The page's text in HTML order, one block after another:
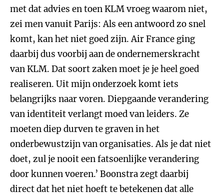
met dat advies en toen KLM vroeg waarom niet,
zei men vanuit Parijs: Als een antwoord zo snel
komt, kan het niet goed zijn. Air France ging
daarbij dus voorbij aan de ondernemerskracht
van KLM. Dat soort zaken moet je je heel goed
realiseren. Uit mijn onderzoek komt iets
belangrijks naar voren. Diepgaande verandering
van identiteit verlangt moed van leiders. Ze
moeten diep durven te graven in het
onderbewustzijn van organisaties. Als je dat niet
doet, zul je nooit een fatsoenlijke verandering
door kunnen voeren.’ Boonstra zegt daarbij
direct dat het niet hoeft te betekenen dat alle